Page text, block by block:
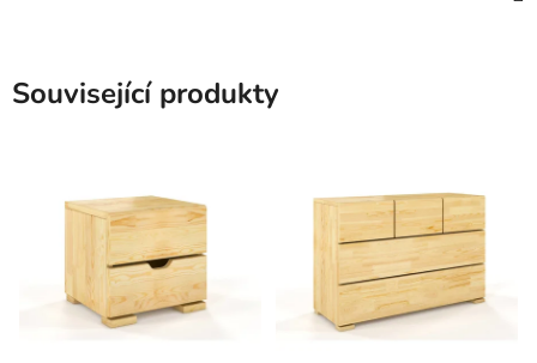
Související produkty